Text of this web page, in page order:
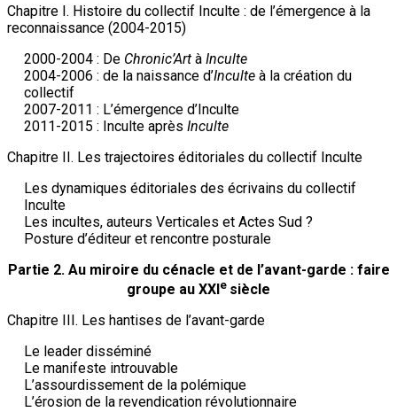
Chapitre I. Histoire du collectif Inculte : de l’émergence à la
reconnaissance (2004-2015)
2000-2004 : De Chronic’Art à Inculte
2004-2006 : de la naissance d’Inculte à la création du
collectif
2007-2011 : L’émergence d’Inculte
2011-2015 : Inculte après Inculte
Chapitre II. Les trajectoires éditoriales du collectif Inculte
Les dynamiques éditoriales des écrivains du collectif
Inculte
Les incultes, auteurs Verticales et Actes Sud ?
Posture d’éditeur et rencontre posturale
Partie 2. Au miroire du cénacle et de l’avant-garde : faire
groupe au XXI e siècle
Chapitre III. Les hantises de l’avant-garde
Le leader disséminé
Le manifeste introuvable
L’assourdissement de la polémique
L’érosion de la revendication révolutionnaire